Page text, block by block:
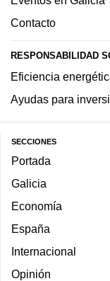
Contacto
RESPONSABILIDAD
Eficiencia
Ayudas para
SECCIONES
Portada
Galicia
Economía
España
Internacional
Opinión